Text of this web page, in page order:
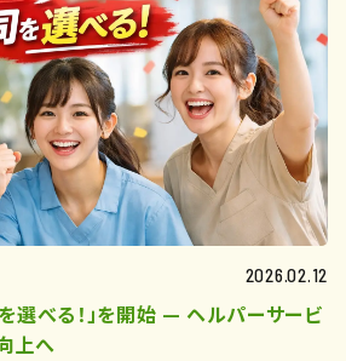
2026.02.12
選べる！」を開始 — ヘルパーサービ
上へ